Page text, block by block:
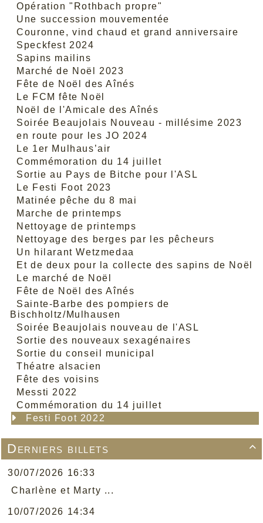
Opération "Rothbach propre"
Une succession mouvementée
Couronne, vind chaud et grand anniversaire
Speckfest 2024
Sapins mailins
Marché de Noël 2023
Fête de Noël des Aînés
Le FCM fête Noël
Noël de l'Amicale des Aînés
Soirée Beaujolais Nouveau - millésime 2023
en route pour les JO 2024
Le 1er Mulhaus’air
Commémoration du 14 juillet
Sortie au Pays de Bitche pour l'ASL
Le Festi Foot 2023
Matinée pêche du 8 mai
Marche de printemps
Nettoyage de printemps
Nettoyage des berges par les pêcheurs
Un hilarant Wetzmedaa
Et de deux pour la collecte des sapins de Noël
Le marché de Noël
Fête de Noël des Aînés
Sainte-Barbe des pompiers de
Bischholtz/Mulhausen
Soirée Beaujolais nouveau de l'ASL
Sortie des nouveaux sexagénaires
Sortie du conseil municipal
Théatre alsacien
Fête des voisins
Messti 2022
Commémoration du 14 juillet
Festi Foot 2022

Derniers billets
30/07/2026 16:33
Charlène et Marty ...
10/07/2026 14:34